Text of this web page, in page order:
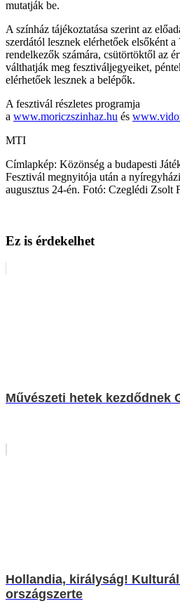
mutatják be.
A színház tájékoztatása szerint az
szerdától lesznek elérhetőek elsőként
rendelkezők számára, csütörtöktől az
válthatják meg fesztiváljegyeiket,
elérhetőek lesznek a belépők.
A fesztivál részletes programja
a www.moriczszinhaz.hu és
MTI
Címlapkép: Közönség a budapesti
Fesztivál megnyitója után a
augusztus 24-én. Fotó: Czeglédi Zsolt
Ez is érdekelhet
Művészeti hetek kezdődnek
Hollandia, királyság!
országszerte